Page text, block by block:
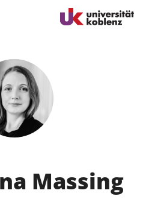
Datenschutz
Massing